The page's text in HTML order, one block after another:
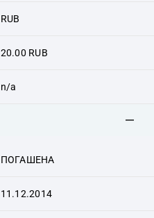
RUB
20.00 RUB
n/a
ПОГАШЕНА
11.12.2014